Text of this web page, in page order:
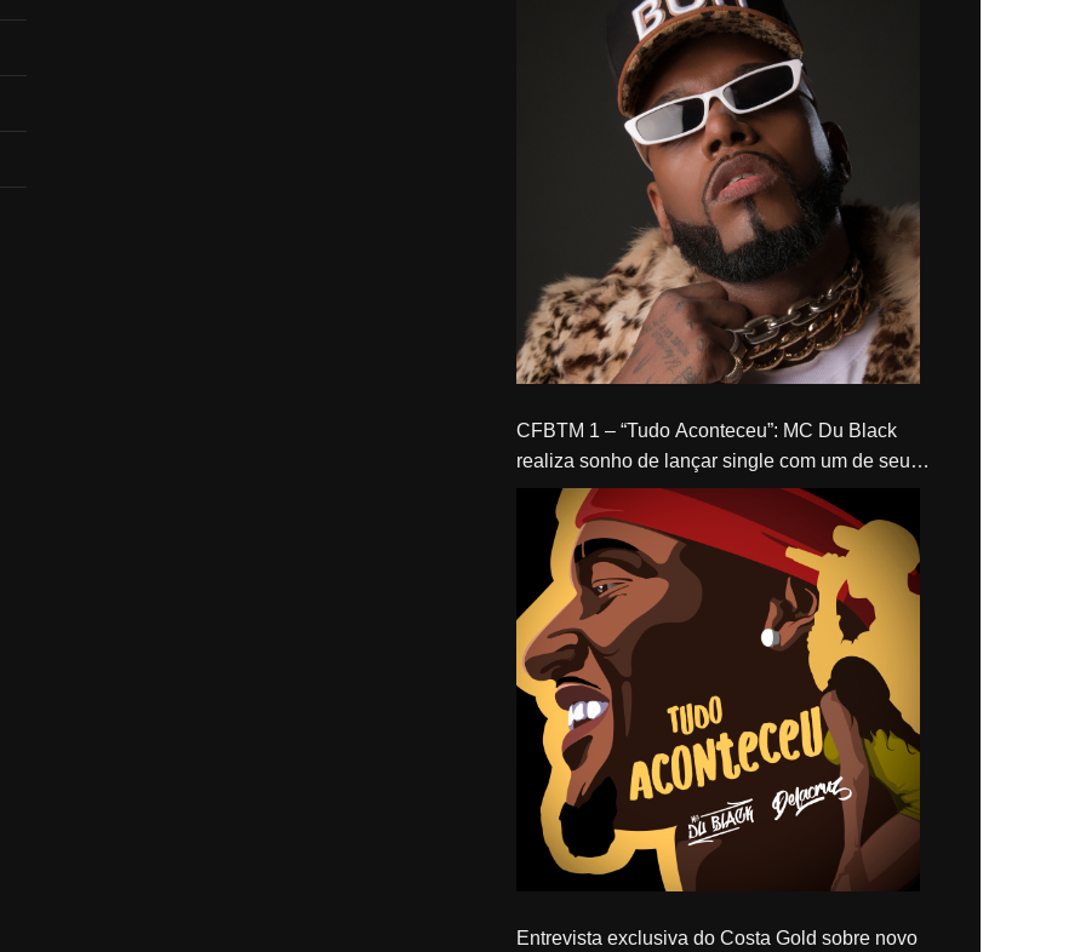
CFBTM 1 – “Tudo Aconteceu”: MC Du Black
realiza sonho de lançar single com um de seus
ídolos, Delacruz
Entrevista exclusiva do Costa Gold sobre novo